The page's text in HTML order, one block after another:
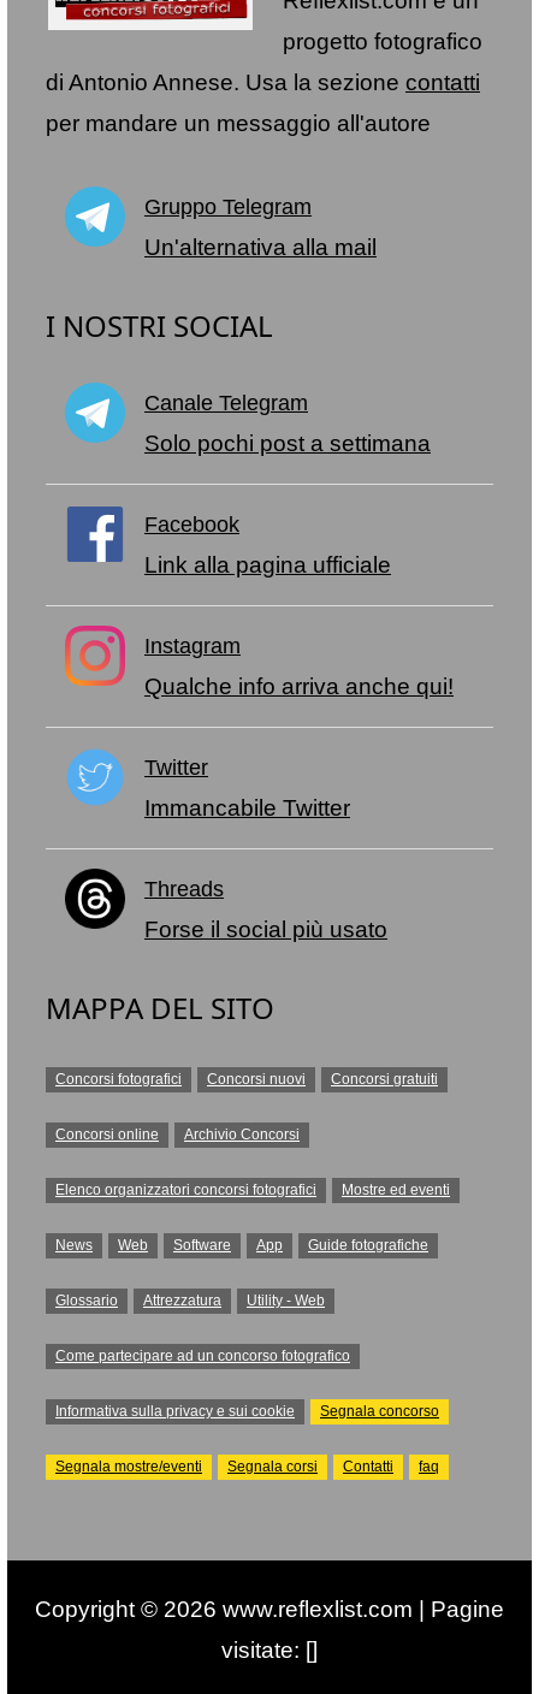
progetto fotografico
di Antonio Annese. Usa la sezione contatti
per mandare un messaggio all'autore
Gruppo Telegram
Un'alternativa alla mail
I NOSTRI SOCIAL
Canale Telegram
Solo pochi post a settimana
Facebook
Link alla pagina ufficiale
Instagram
Qualche info arriva anche qui!
Twitter
Immancabile Twitter
Threads
Forse il social più usato
MAPPA DEL SITO
Concorsi fotografici Concorsi nuovi Concorsi gratuiti
Concorsi online Archivio Concorsi
Elenco organizzatori concorsi fotografici Mostre ed eventi
News Web Software App Guide fotografiche
Glossario Attrezzatura Utility - Web
Come partecipare ad un concorso fotografico
Informativa sulla privacy e sui cookie Segnala concorso
Segnala mostre/eventi Segnala corsi Contatti faq
Copyright © 2026 www.reflexlist.com | Pagine
visitate: []